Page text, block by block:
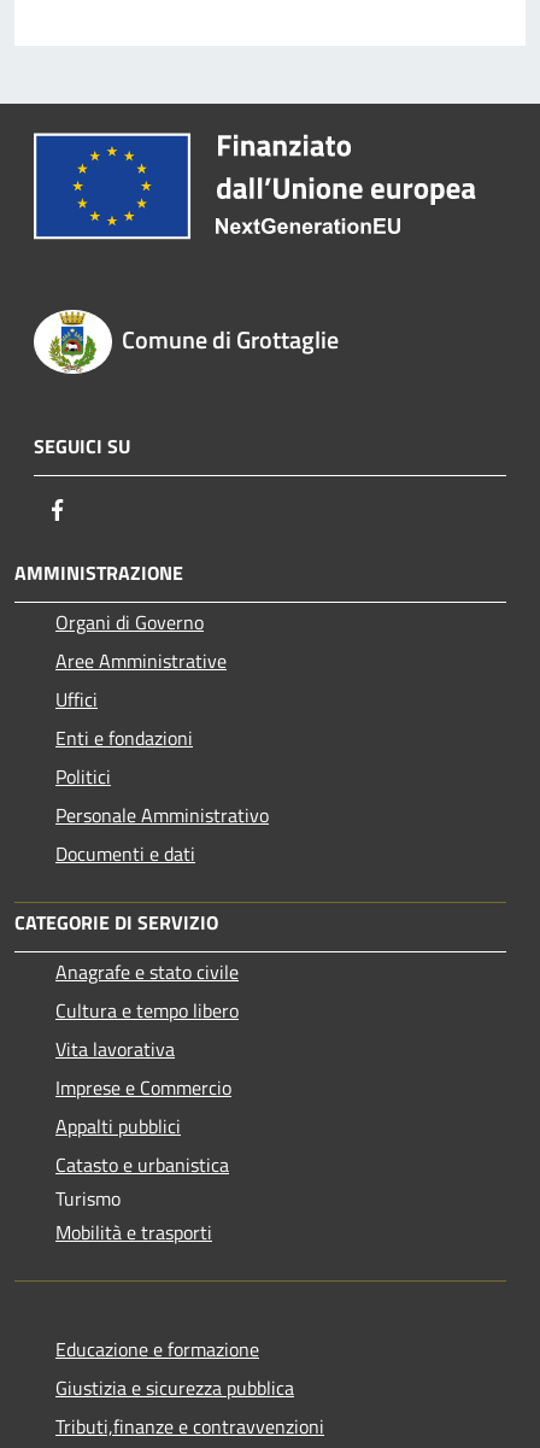
Comune di Grottaglie
SEGUICI SU
AMMINISTRAZIONE
Organi di Governo
Aree Amministrative
Uffici
Enti e fondazioni
Politici
Personale Amministrativo
Documenti e dati
CATEGORIE DI SERVIZIO
Anagrafe e stato civile
Cultura e tempo libero
Vita lavorativa
Imprese e Commercio
Appalti pubblici
Catasto e urbanistica
Turismo
Mobilità e trasporti
Educazione e formazione
Giustizia e sicurezza pubblica
Tributi,finanze e contravvenzioni